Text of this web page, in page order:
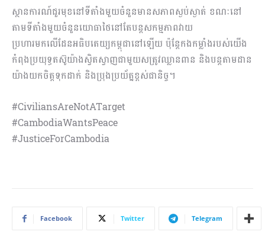
ស្ថានការណ៍ជួរមុខនៅទីតាំងមួយចំនួនមានសភាពស្ងប់ស្ងាត់ ខណៈនៅ
តាមទីតាំងមួយចំនួនយោធាថៃនៅតែបន្តសកម្មភាពវាយ
ប្រហារមកលើដែនអធិបតេយ្យកម្ពុជានៅឡើយ ប៉ុន្តែកងកម្លាំងរបស់យើង
កំពុងប្រយុទ្ធតស៊ូយ៉ាងស្វិតស្វាញជាមួយសត្រូវឈ្លានពាន និងបន្តតាមដាន
យ៉ាងយកចិត្តទុកដាក់ និងប្រុងប្រយ័ត្នខ្ពស់ជានិច្ច។
#CiviliansAreNotATarget
#CambodiaWantsPeace
#JusticeForCambodia
Facebook Twitter Telegram